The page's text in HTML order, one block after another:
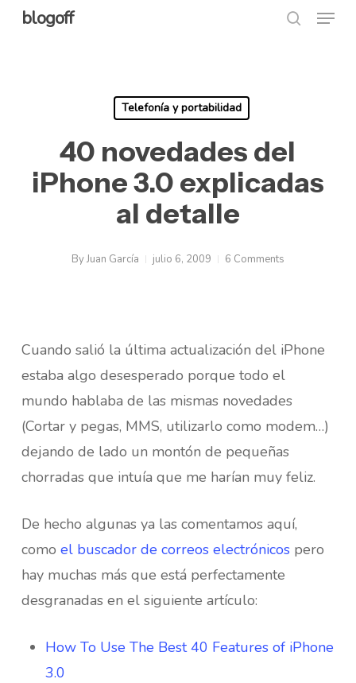
Skipblogoff Menu
Telefonía y portabilidad
40 novedades del
iPhone 3.0 explicadas
al detalle
ByJuan García julio 6, 2009 6 Comments
Cuando salió la última actualización del iPhone
estaba algo desesperado porque todo el
mundo hablaba de las mismas novedades
(Cortar y pegas, MMS, utilizarlo como modem…)
dejando de lado un montón de pequeñas
chorradas que intuía que me harían muy feliz.
De hecho algunas ya las comentamos aquí,
como el buscador de correos electrónicospero
hay muchas más que está perfectamente
desgranadas en el siguiente artículo:
How To Use The Best 40 Features of iPhone
3.0